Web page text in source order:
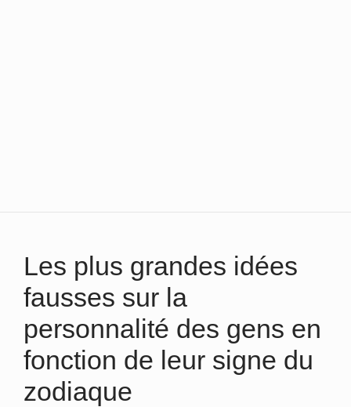
Les plus grandes idées
fausses sur la
personnalité des gens en
fonction de leur signe du
zodiaque